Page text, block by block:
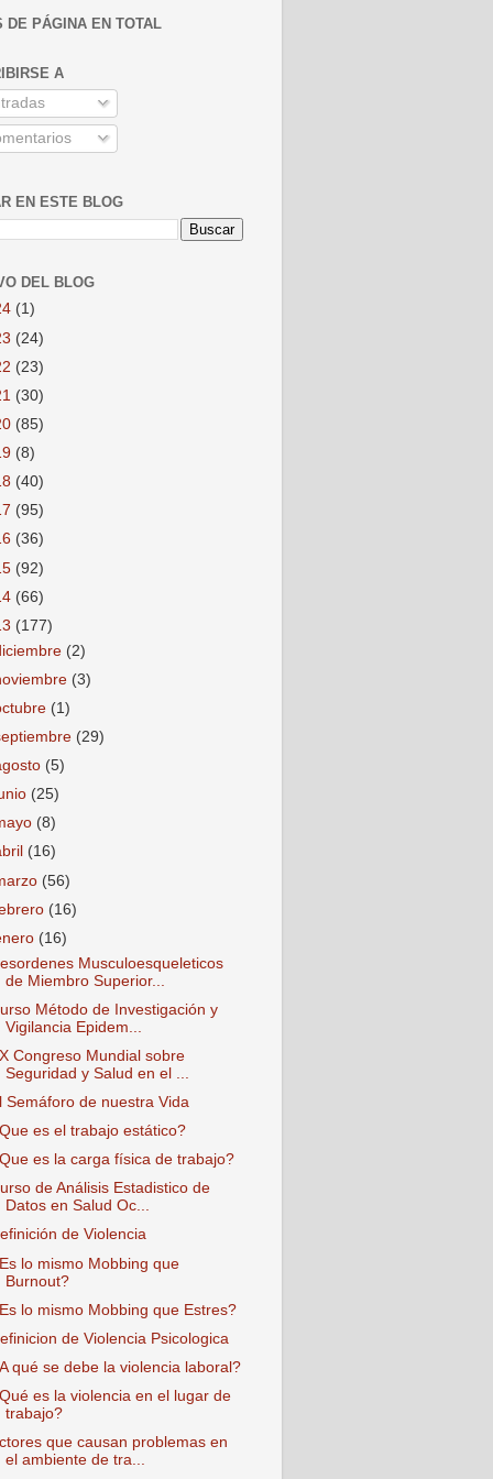
DE PÁGINA EN TOTAL
A
EN ESTE BLOG
DEL BLOG
(1)
(24)
(23)
(30)
(85)
(8)
(40)
(95)
(36)
(92)
(66)
(177)
(2)
(3)
(1)
(29)
(5)
(25)
(8)
(16)
(56)
(16)
(16)
Musculoesqueleticos
de Miembro Superior...
Método de Investigación y
Vigilancia Epidem...
Congreso Mundial sobre
Seguridad y Salud en el ...
Semáforo de nuestra Vida
es el trabajo estático?
es la carga física de trabajo?
de Análisis Estadistico de
Datos en Salud Oc...
de Violencia
lo mismo Mobbing que
Burnout?
lo mismo Mobbing que Estres?
de Violencia Psicologica
qué se debe la violencia laboral?
es la violencia en el lugar de
trabajo?
que causan problemas en
el ambiente de tra...